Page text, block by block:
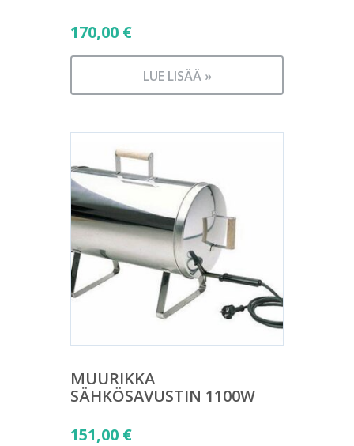
170,00 €
LUE LISÄÄ »
MUURIKKA
SÄHKÖSAVUSTIN 1100W
151,00 €